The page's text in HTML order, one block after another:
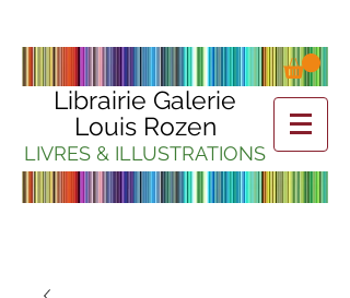
Librairie Galerie
Louis Rozen
LIVRES & ILLUSTRATIONS